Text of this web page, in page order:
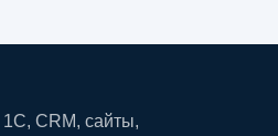
CRM, сайты,